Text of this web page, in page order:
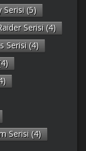
Serisi (5)
Serisi (4)
Serisi (4)
Serisi (4)